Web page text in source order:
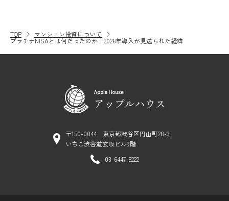
TOP マンション投資について
プラチナNISAとは何だったのか｜2026年導入が見送られた経緯
〒150-0044 東京都渋谷区円山町28-3
いちご渋谷道玄坂ビル9階
03-6447-5222